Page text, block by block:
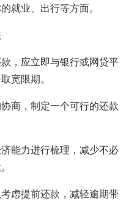
就业、出行等方面。
，应立即与银行或网贷平
宽限期。
商，制定一个可行的还款
能力进行梳理，减少不必
虑提前还款，减轻逾期带